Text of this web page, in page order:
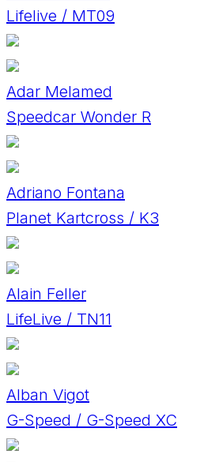
Lifelive / MT09
Adar Melamed
Speedcar Wonder R
Adriano Fontana
Planet Kartcross / K3
Alain Feller
LifeLive / TN11
Alban Vigot
G-Speed / G-Speed XC